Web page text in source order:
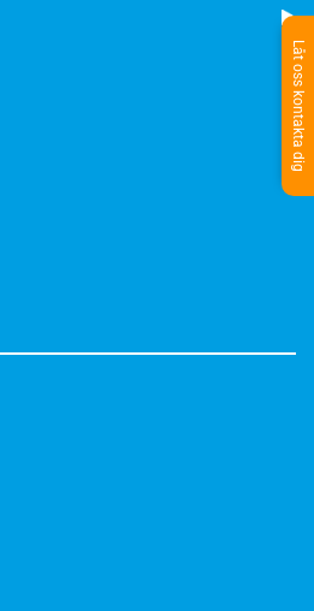
Låt oss kontakta dig